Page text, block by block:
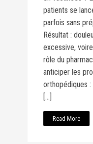
patients se
parfois sans
Résultat :
excessive,
rôle du
anticiper les
orthopédiques :
[…]
Read More